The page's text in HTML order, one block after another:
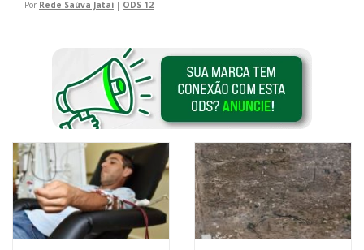
Por Rede Saúva Jataí| ODS 12